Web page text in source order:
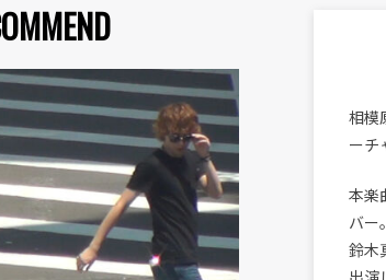
相模
ーチ
本楽
バー
鈴木